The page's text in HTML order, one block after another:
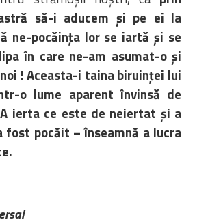
să-i aducem și pe ei la
ne-pocăința lor se iartă și se
în care ne-am asumat-o și
!Aceasta-i taina biruinței lui
o lume aparent învinsă de
ierta ce este de neiertat și a
fost pocăit – înseamnă a lucra